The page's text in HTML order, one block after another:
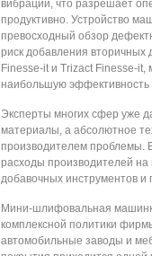
вибрации, что разрешает
продуктивно. Устройство
превосходный обзор
риск добавления вторичных
Finesse-it и Trizact Finesse-
наибольшую эффективность
Эксперты многих сфер уже
материалы, а абсолютное
производителем проблемы.
расходы производителей
добавочных инструментов и
Мини-шлифовальная
комплексной политики
автомобильные заводы и